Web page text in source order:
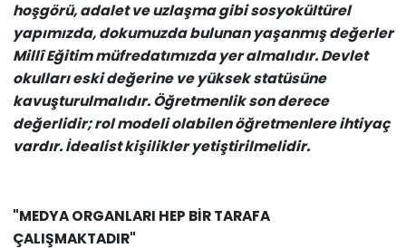
hoşgörü, adalet ve uzlaşma gibi sosyokültürel
yapımızda, dokumuzda bulunan yaşanmış değerler
Millî Eğitim müfredatımızda yer almalıdır. Devlet
okulları eski değerine ve yüksek statüsüne
kavuşturulmalıdır. Öğretmenlik son derece
değerlidir; rol modeli olabilen öğretmenlere ihtiyaç
vardır. İdealist kişilikler yetiştirilmelidir.
"MEDYA ORGANLARI HEP BİR TARAFA
ÇALIŞMAKTADIR"